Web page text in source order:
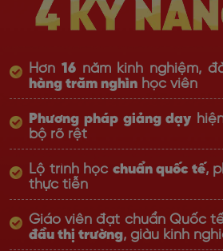
Hơn 16năm kinh nghiệm,
hàng trăm nghìn học viên
Phương pháp giảng dạy
bộ rõ rệt
Lộ trình học chuẩn quốc tế,
thực tiễn
Giáo viên đạt chuẩn Quốc
đầu thị trường, giàu kinh